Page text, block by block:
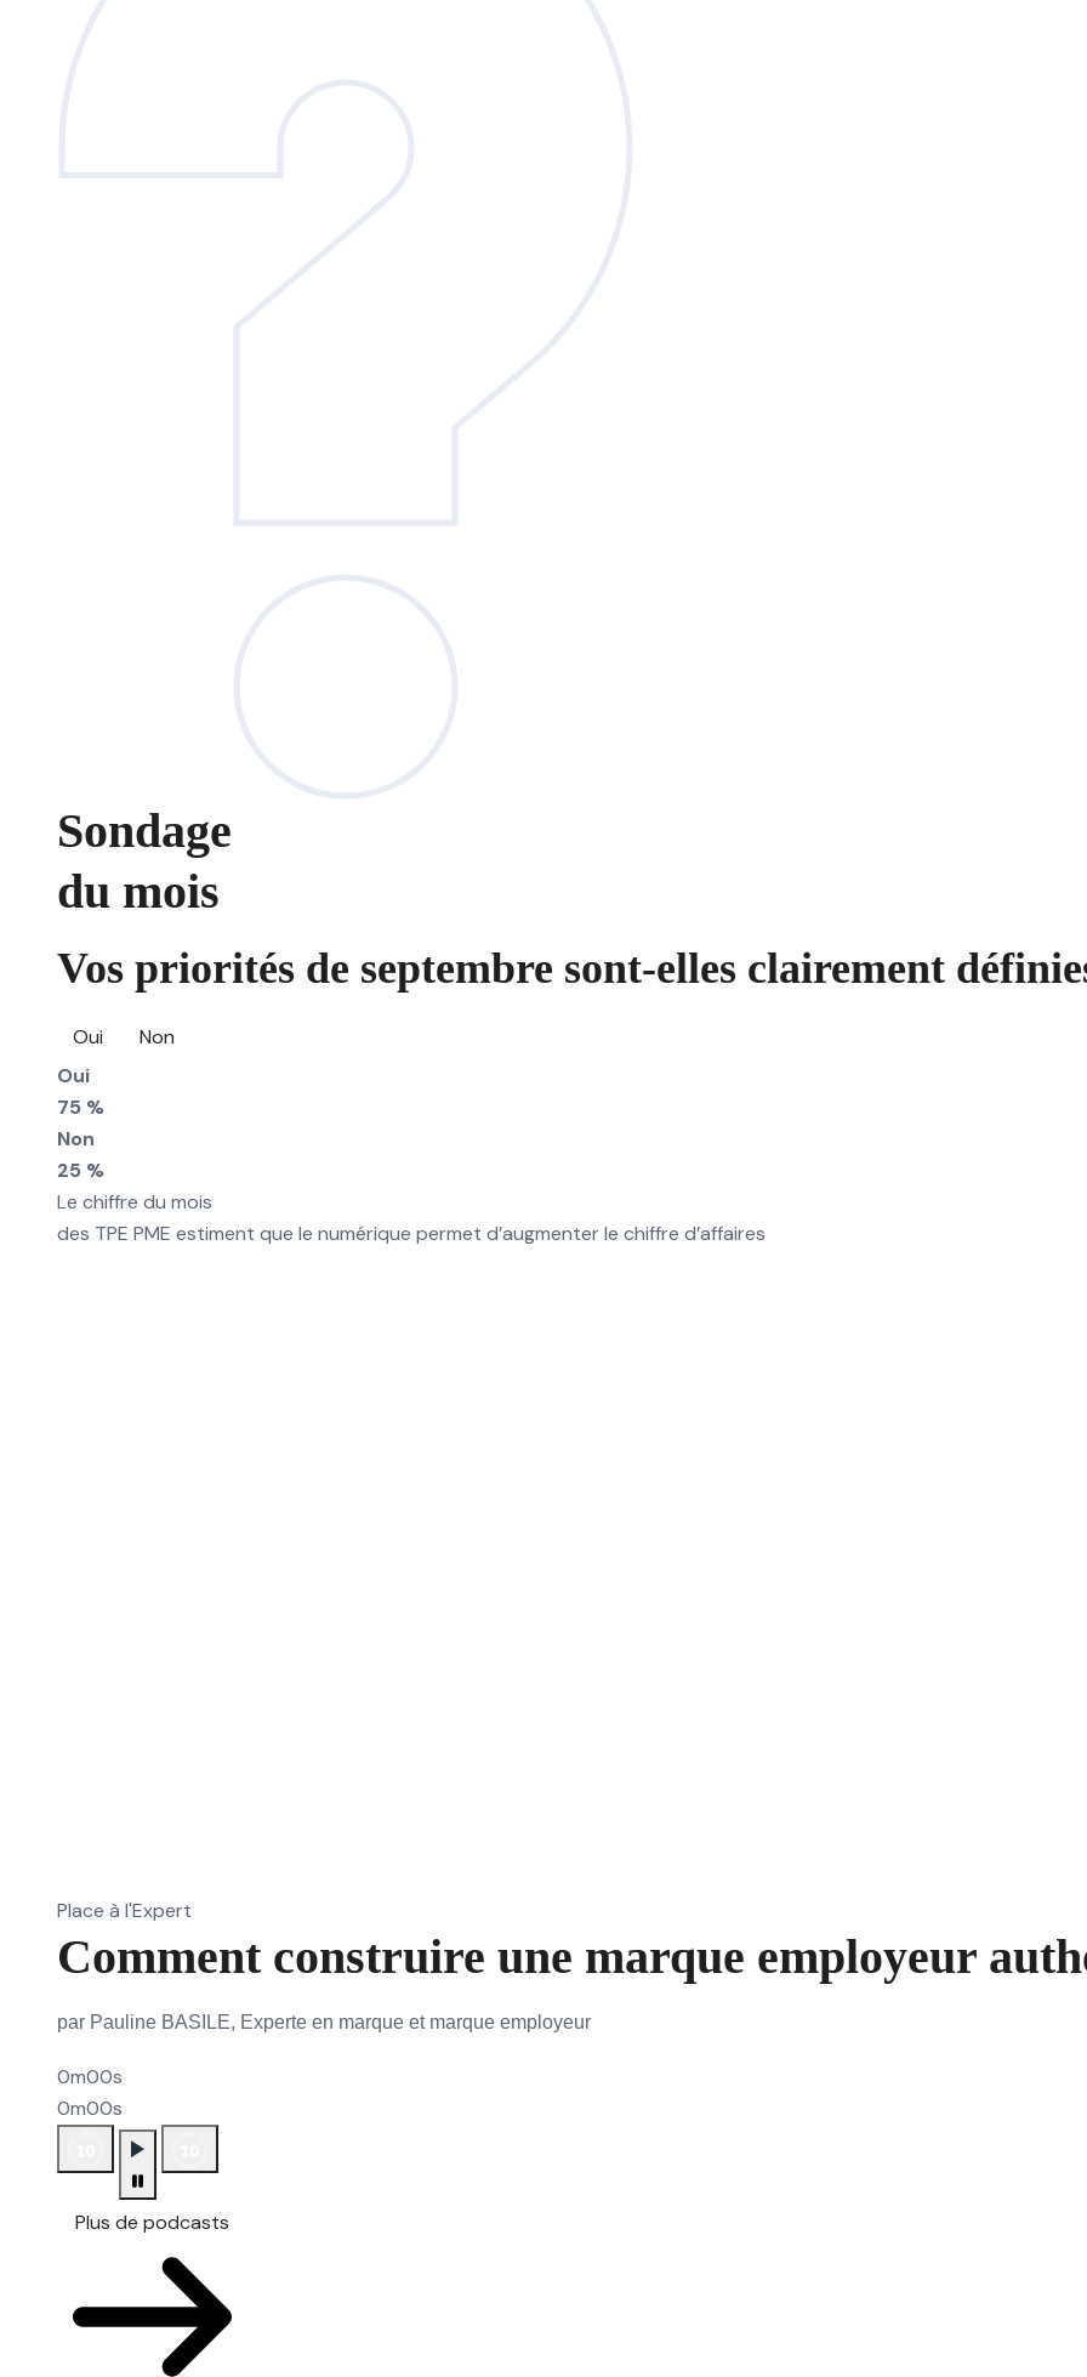
Sondage
du mois
Vos priorités de septembre sont-elles clairement
Oui
Non
Oui
75 %
Non
25 %
Le chiffre du mois
des TPE PME estiment que le numérique permet d’augmenter le chiffre d’affaires
Place à l'Expert
Comment construire une marque employeur
par Pauline BASILE, Experte en marque et marque employeur
0m00s
0m00s
Plus de podcasts